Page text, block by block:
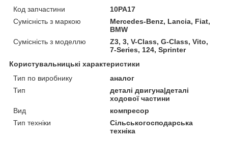
Код запчастини
10PA17
Сумісність з маркою
Mercedes-Benz, Lancia, Fiat,
BMW
Сумісність з моделлю
Z3, 3, V-Class, G-Class, Vito,
7-Series, 124, Sprinter
Користувальницькі характеристики
Тип по виробнику
аналог
Тип
деталі двигуна|деталі
ходової частини
Вид
компресор
Тип техніки
Сільськогосподарська
техніка